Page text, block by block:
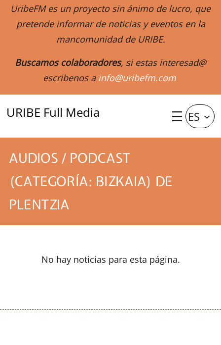
UribeFM es un proyecto sin ánimo de lucro, que
pretende informar de noticias y eventos en la
mancomunidad de URIBE.
Buscamos colaboradores, si estas interesad@
escribenos a info@uribefm.com
URIBE Full Media ES
AUDIOS / PODCAST
(CATEGORÍA: BIZKAIA) DE
PLENTZIA
No hay noticias para esta página.